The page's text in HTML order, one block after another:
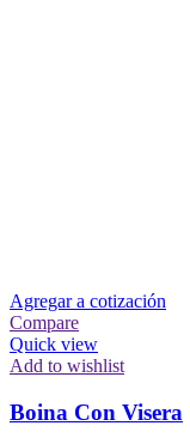
Agregar a cotización
Compare
Quick view
Add to wishlist
Boina Con Visera